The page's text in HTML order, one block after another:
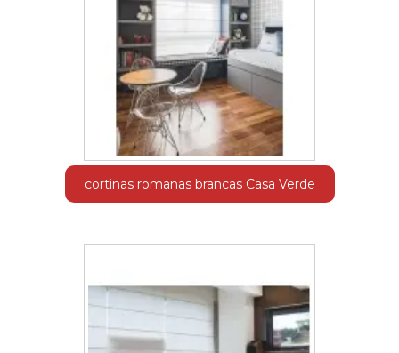
cortinas romanas brancas Casa Verde